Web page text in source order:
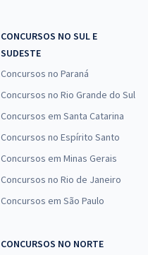
CONCURSOS NO SUL E
SUDESTE
Concursos no Paraná
Concursos no Rio Grande do Sul
Concursos em Santa Catarina
Concursos no Espírito Santo
Concursos em Minas Gerais
Concursos no Rio de Janeiro
Concursos em São Paulo
CONCURSOS NO NORTE